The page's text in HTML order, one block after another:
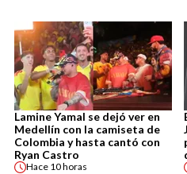
Lamine Yamal se dejó ver en
Medellín con la camiseta de
Colombia y hasta cantó con
Ryan Castro
Hace 10 horas